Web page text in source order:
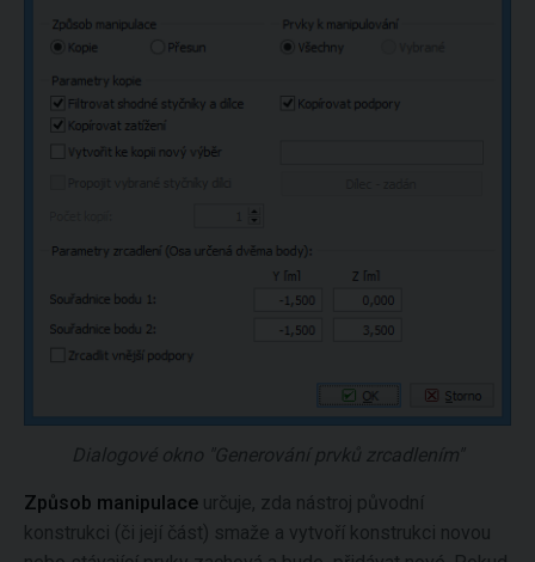
Dialogové okno "Generování prvků zrcadlením"
Způsob manipulace určuje, zda nástroj původní
konstrukci (či její část) smaže a vytvoří konstrukci novou